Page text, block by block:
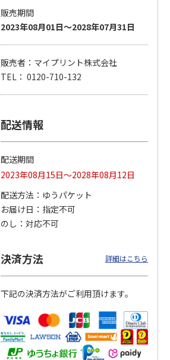
『ジョジョの奇妙な
冒険 スターダスト
クルセイダース』
3,300円
(送料別・税込)
3,300円
(送料別・税込)
販売期間
2023年08月01日～2028年07月31日
販売者：マイプリント株式会社
TEL： 0120-710-132
配送情報
配送期間
2023年08月15日～2028年08月12日
配送方法
ゆうパケット
お届け日
指定不可
のし
対応不可
決済方法 詳細はこちら
下記の決済方法がご利用頂けます。